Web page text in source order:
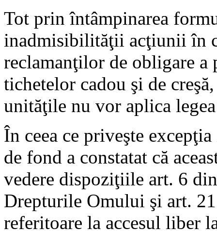
Tot prin întâmpinarea
inadmisibilităţii acţiunii în
reclamanţilor de obligare a
tichetelor cadou şi de
unităţile nu vor aplica
În ceea ce priveşte
de fond a constatat că
vedere dispoziţiile art. 6
Drepturile Omului şi art.
referitoare la accesul liber